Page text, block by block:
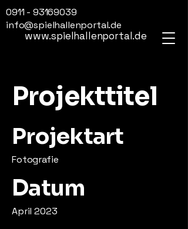
www.spielhallenportal.de
0911 - 93169039
info@spielhallenportal.de
Projekttitel
Projektart
Fotografie
Datum
April 2023